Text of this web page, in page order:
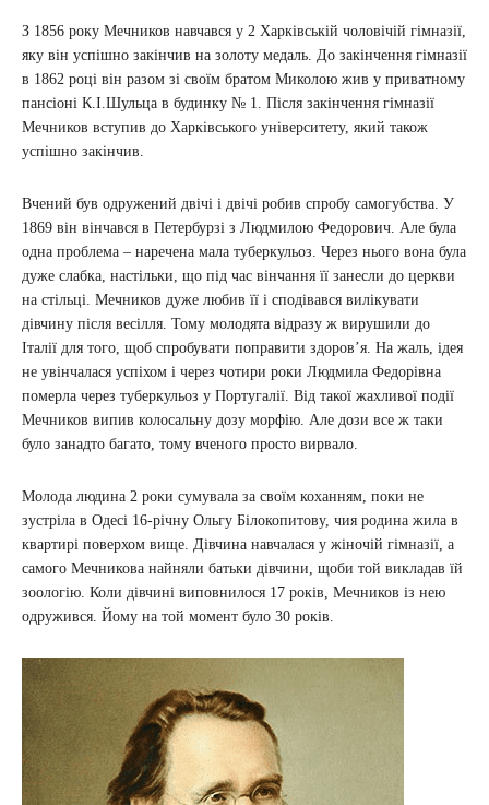
З 1856 року Мечников навчався у 2 Харківській чоловічій гімназії,
яку він успішно закінчив на золоту медаль. До закінчення гімназії
в 1862 році він разом зі своїм братом Миколою жив у приватному
пансіоні К.І.Шульца в будинку № 1. Після закінчення гімназії
Мечников вступив до Харківського університету, який також
успішно закінчив.
Вчений був одружений двічі і двічі робив спробу самогубства. У
1869 він вінчався в Петербурзі з Людмилою Федорович. Але була
одна проблема – наречена мала туберкульоз. Через нього вона була
дуже слабка, настільки, що під час вінчання її занесли до церкви
на стільці. Мечников дуже любив її і сподівався вилікувати
дівчину після весілля. Тому молодята відразу ж вирушили до
Італії для того, щоб спробувати поправити здоров’я. На жаль, ідея
не увінчалася успіхом і через чотири роки Людмила Федорівна
померла через туберкульоз у Португалії. Від такої жахливої події
Мечников випив колосальну дозу морфію. Але дози все ж таки
було занадто багато, тому вченого просто вирвало.
Молода людина 2 роки сумувала за своїм коханням, поки не
зустріла в Одесі 16-річну Ольгу Білокопитову, чия родина жила в
квартирі поверхом вище. Дівчина навчалася у жіночій гімназії, а
самого Мечникова найняли батьки дівчини, щоби той викладав їй
зоологію. Коли дівчині виповнилося 17 років, Мечников із нею
одружився. Йому на той момент було 30 років.